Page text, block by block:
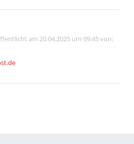
am 20.04.2025 um 09:45 von: